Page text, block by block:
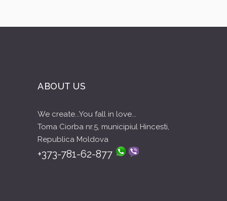
ABOUT US
We create...You fall in love...
Toma Ciorba nr.5, municipiul Hincesti,
Republica Moldova
+373-781-62-877